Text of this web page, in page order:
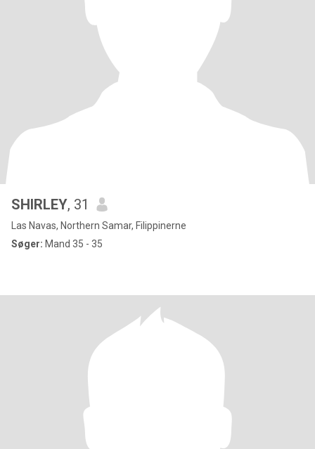
SHIRLEY, 31
Las Navas, Northern Samar, Filippinerne
Søger: Mand 35 - 35